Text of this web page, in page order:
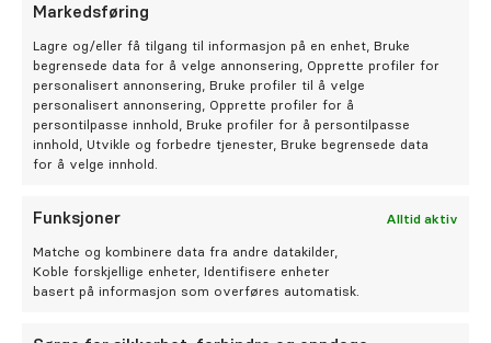
Markedsføring
Lagre og/eller få tilgang til informasjon på en enhet, Bruke
begrensede data for å velge annonsering, Opprette profiler for
personalisert annonsering, Bruke profiler til å velge
personalisert annonsering, Opprette profiler for å
persontilpasse innhold, Bruke profiler for å persontilpasse
innhold, Utvikle og forbedre tjenester, Bruke begrensede data
for å velge innhold.
Funksjoner Alltid aktiv
Matche og kombinere data fra andre datakilder,
Koble forskjellige enheter, Identifisere enheter
basert på informasjon som overføres automatisk.
Hva er du mest opptatt av i møtet med pasientene?
At pasienten skal føle seg trygg og godt ivaretatt.
Mange opplever behandling hos oralkirurg som litt
skummelt, så jeg er opptatt av å forklare rolig og
på skånsom behandling og høy faglig kvalitet, slik at
Hva er du mest opptatt av i relasjonen med